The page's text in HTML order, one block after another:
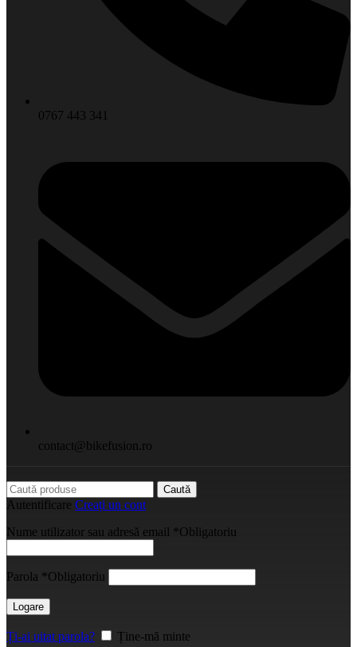
0767 443 341
contact@bikefusion.ro
Caută
Autentificare Creați un cont
Nume utilizator sau adresă email *Obligatoriu
Parola *Obligatoriu
Logare
Ți-ai uitat parola?
Ține-mă minte